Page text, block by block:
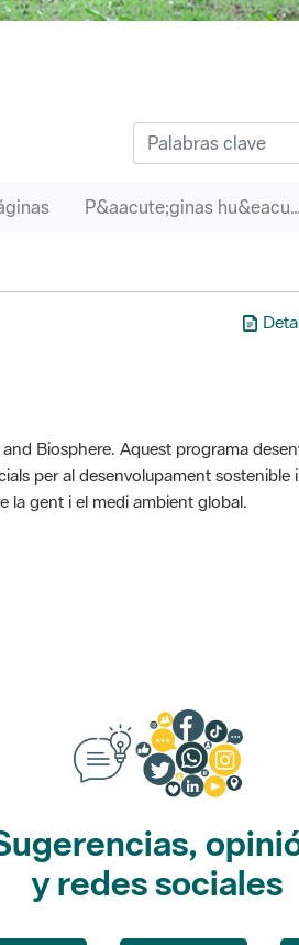
P&aacute;ginas hu&eacute;rfanas
Biosphere. Aquest programa
per al desenvolupament sostenible
la gent i el medi ambient global.
5.
y redes sociales